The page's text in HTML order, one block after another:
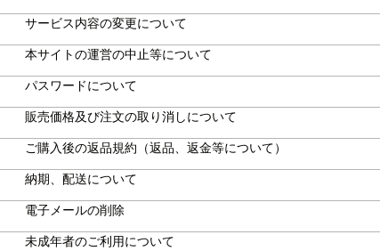
サービス内容の変更について
本サイトの運営の中止等について
パスワードについて
販売価格及び注文の取り消しについて
ご購入後の返品規約（返品、返金等について）
納期、配送について
電子メールの削除
未成年者のご利用について